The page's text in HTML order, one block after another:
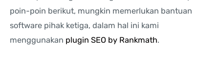
poin-poin berikut, mungkin memerlukan bantuan
software pihak ketiga, dalam hal ini kami
menggunakan plugin SEO by Rankmath.